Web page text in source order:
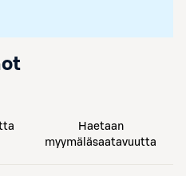
Haetaan
myymäläsaatavuutta